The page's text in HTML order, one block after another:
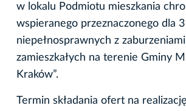
w lokalu Podmiotu mieszkania
wspieranego przeznaczonego dla
niepełnosprawnych z
zamieszkałych na terenie Gminy
Kraków”.
Termin składania ofert na